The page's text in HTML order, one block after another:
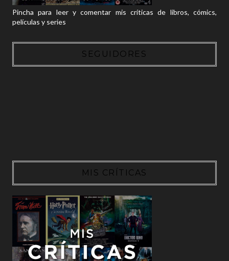
Pincha para leer y comentar mis críticas de libros, cómics,
películas y series
SEGUIDORES
MIS CRÍTICAS